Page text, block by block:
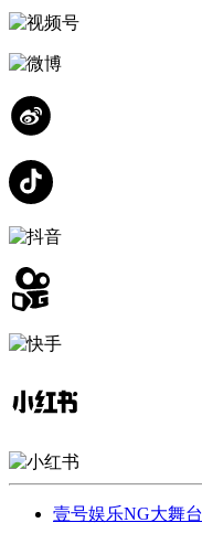
壹号娱乐NG大舞台